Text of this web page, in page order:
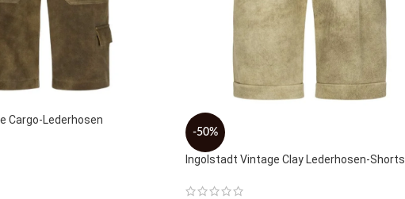
Cargo-Lederhosen
-50%
Ingolstadt Vintage Clay Lederhosen-Shorts